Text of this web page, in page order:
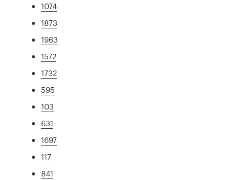
1074
1873
1963
1572
1732
595
103
631
1697
117
841